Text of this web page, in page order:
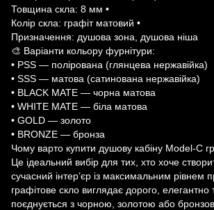
Товщина скла: 8 мм •
Колір скла: графіт матовий •
Призначення: душова зона, душова ніша
🎨 Варіанти кольору фурнітури:
• PSS — полірована (глянцева нержавійка)
• SSS — матова (сатинована нержавійка)
• BLACK MATE — чорна матова
• WHITE MATE — біла матова
• GOLD — золото
• BRONZE — бронза
Чому варто купити душову кабіну Model-C
Це ідеальний вибір для тих, хто хоче
сучасний інтер’єр із максимальним рівнем
графітове скло виглядає дорого, елегантно
поєднується з чорною, золотою або